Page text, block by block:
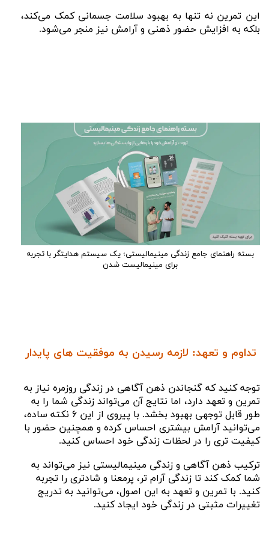
این تمرین نه تنها به بهبود سلامت جسمانی کمک می‌کند،
بلکه به افزایش حضور ذهنی و آرامش نیز منجر می‌شود.
بسته راهنمای جامع زندگی مینیمالیستی؛ یک سیستم هدایتگر با تجربه
برای مینیمالیست شدن
تداوم و تعهد: لازمه رسیدن به موفقیت های پایدار
توجه کنید که گنجاندن ذهن‌ آگاهی در زندگی روزمره نیاز به
تمرین و تعهد دارد، اما نتایج آن می‌تواند زندگی شما را به
طور قابل توجهی بهبود بخشد. با پیروی از این ۶ نکته ساده،
می‌توانید آرامش بیشتری احساس کرده و همچنین حضور با
کیفیت تری را در لحظات زندگی خود احساس کنید.
ترکیب ذهن‌ آگاهی و زندگی مینیمالیستی نیز می‌تواند به
شما کمک کند تا زندگی آرام‌ تر، پرمعنا و شادتری را تجربه
کنید. با تمرین و تعهد به این اصول، می‌توانید به تدریج
تغییرات مثبتی در زندگی خود ایجاد کنید.